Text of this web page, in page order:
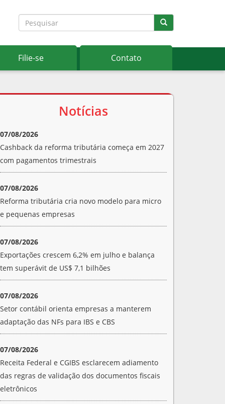
Filie-se Contato
Notícias
07/08/2026
Cashback da reforma tributária começa em 2027
com pagamentos trimestrais
07/08/2026
Reforma tributária cria novo modelo para micro
e pequenas empresas
07/08/2026
Exportações crescem 6,2% em julho e balança
tem superávit de US$ 7,1 bilhões
07/08/2026
Setor contábil orienta empresas a manterem
adaptação das NFs para IBS e CBS
07/08/2026
Receita Federal e CGIBS esclarecem adiamento
das regras de validação dos documentos fiscais
eletrônicos